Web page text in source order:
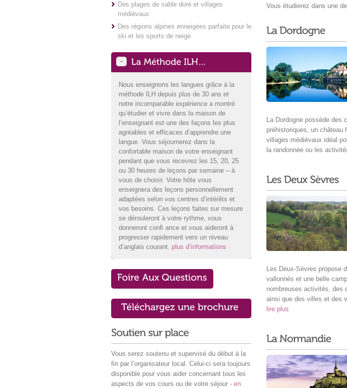
Des plages de sable doré et villages
médiévaux
Des régions alpines enneigées parfaite pour le
ski et les sports de neige
-
Nous enseignons les langues grâce à la
méthode ILH depuis plus de 30 ans et
notre incomparable expérience a montré
qu’étudier et vivre dans la maison de
l’enseignant est une des façons les plus
agréables et efficaces d’apprendre une
langue. Vous séjournerez dans la
confortable maison de votre enseignant
pendant que vous recevrez les 15, 20, 25
ou 30 heures de leçons par semaine – à
vous de choisir. Votre hôte vous
enseignera des leçons personnellement
adaptées selon vos centres d’intérêts et
vos besoins. Ces leçons faites sur mesure
se dérouleront à votre rythme, vous
donneront conﬁ ance et vous aideront à
progresser rapidement vers un niveau
d’anglais courant. plus d’informations
Vous serez soutenu et supervisé du début à la
fin par l’organisateur local. Celui-ci sera toujours
disponible pour vous aider concernant tous les
aspects de vos cours ou de votre séjour - en
Vous étudierez dans une
La Dordogne possède des
préhistoriques, un château
villages médiévaux idéal
la randonnée ou les
Les Deux-Sèvres propose
vallonnés et une belle
nombreuses activités, des
ainsi que des villes et des
lire plus